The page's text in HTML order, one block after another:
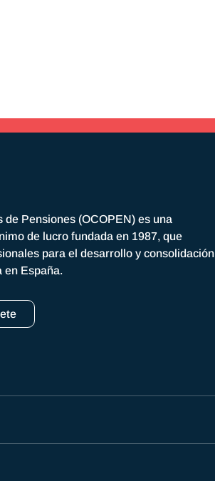
Pensiones (OCOPEN) es una
de lucro fundada en 1987, que
para el desarrollo y consolidación
en España.